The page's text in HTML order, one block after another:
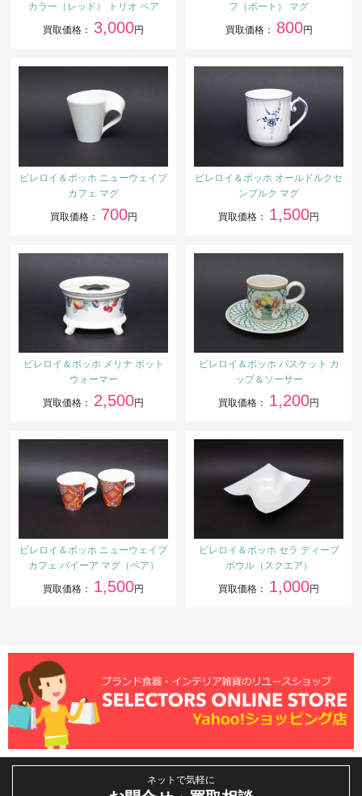
カラー（レッド） トリオ ペア
買取価格： 3,000円
フ（ボート） マグ
買取価格： 800円
ビレロイ＆ボッホ ニューウェイブ
カフェ マグ
買取価格： 700円
ビレロイ＆ボッホ オールドルクセ
ンブルク マグ
買取価格： 1,500円
ビレロイ＆ボッホ メリナ ポット
ウォーマー
買取価格： 2,500円
ビレロイ＆ボッホ バスケット カ
ップ＆ソーサー
買取価格： 1,200円
ビレロイ＆ボッホ ニューウェイブ
カフェ バイーア マグ（ペア）
買取価格： 1,500円
ビレロイ＆ボッホ セラ ディープ
ボウル（スクエア）
買取価格： 1,000円
ネットで気軽に